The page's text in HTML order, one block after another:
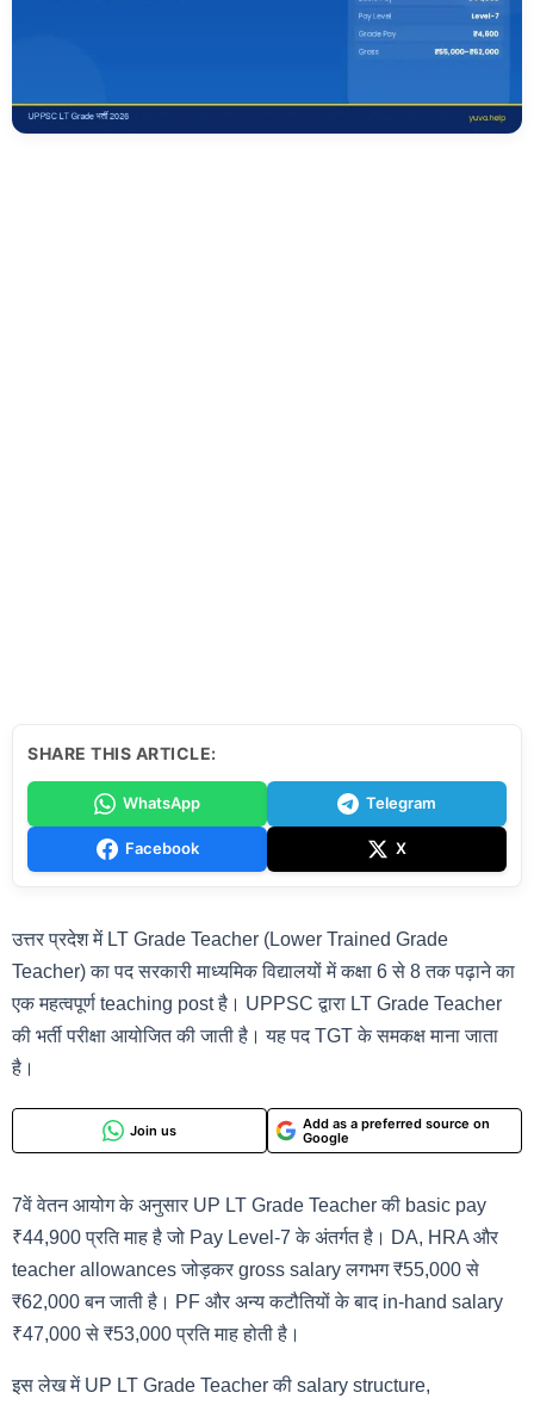
SHARE THIS ARTICLE:
WhatsApp Telegram
Facebook X
उत्तर प्रदेश में LT Grade Teacher (Lower Trained Grade
Teacher) का पद सरकारी माध्यमिक विद्यालयों में कक्षा 6 से 8 तक पढ़ाने का
एक महत्वपूर्ण teaching post है। UPPSC द्वारा LT Grade Teacher
की भर्ती परीक्षा आयोजित की जाती है। यह पद TGT के समकक्ष माना जाता
है।
Join us
Add as a preferred source on
Google
7वें वेतन आयोग के अनुसार UP LT Grade Teacher की basic pay
₹44,900 प्रति माह है जो Pay Level-7 के अंतर्गत है। DA, HRA और
teacher allowances जोड़कर gross salary लगभग ₹55,000 से
₹62,000 बन जाती है। PF और अन्य कटौतियों के बाद in-hand salary
₹47,000 से ₹53,000 प्रति माह होती है।
इस लेख में UP LT Grade Teacher की salary structure,